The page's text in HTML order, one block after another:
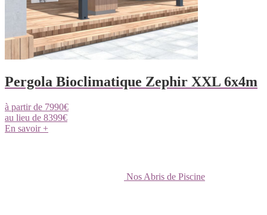
Pergola Bioclimatique Zephir XXL 6x4m
à partir de 7990€
au lieu de 8399€
En savoir +
Nos Abris de Piscine